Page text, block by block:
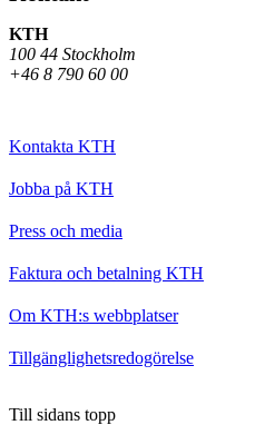
KTH
100 44 Stockholm
+46 8 790 60 00
Kontakta KTH
Jobba på KTH
Press och media
Faktura och betalning KTH
Om KTH:s webbplatser
Tillgänglighetsredogörelse
Till sidans topp